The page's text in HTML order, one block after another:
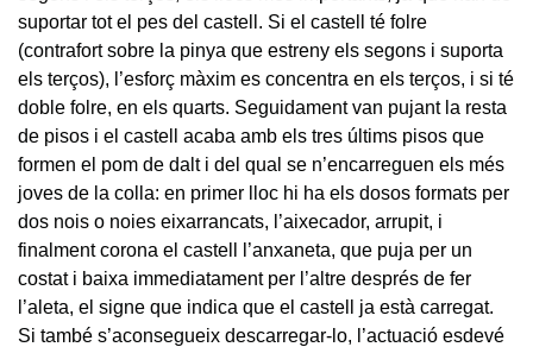
suportar tot el pes del castell. Si el castell té folre
(contrafort sobre la pinya que estreny els segons i suporta
els terços), l’esforç màxim es concentra en els terços, i si té
doble folre, en els quarts. Seguidament van pujant la resta
de pisos i el castell acaba amb els tres últims pisos que
formen el pom de dalt i del qual se n’encarreguen els més
joves de la colla: en primer lloc hi ha els dosos formats per
dos nois o noies eixarrancats, l’aixecador, arrupit, i
finalment corona el castell l’anxaneta, que puja per un
costat i baixa immediatament per l’altre després de fer
l’aleta, el signe que indica que el castell ja està carregat.
Si també s’aconsegueix descarregar-lo, l’actuació esdevé